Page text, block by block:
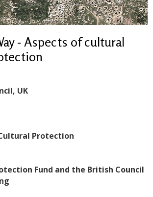
- Aspects of cultural
UK
Protection
Fund and the British Council